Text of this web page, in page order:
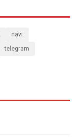
navi
telegram